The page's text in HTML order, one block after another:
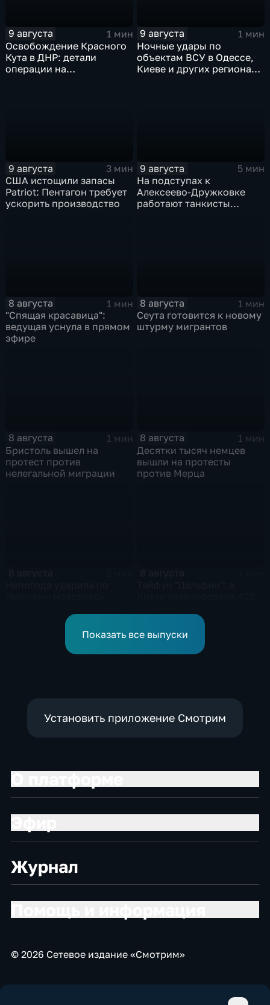
9 августа
1 мин
Освобождение Красного
Кута в ДНР: детали
операции на
9 августа
1 мин
Ночные удары по
объектам ВСУ в Одессе,
Киеве и других регионах
9 августа
3 мин
США истощили запасы
Patriot: Пентагон требует
ускорить производство
9 августа
5 мин
На подступах к
Алексеево-Дружковке
работают танкисты
8 августа
1 мин
"Спящая красавица":
ведущая уснула в прямом
эфире
8 августа
1 мин
Сеута готовится к новому
штурму мигрантов
8 августа
1 мин
Бристоль вышел на
протест против
нелегальной миграции
8 августа
1 мин
Десятки тысяч немцев
вышли на протесты
против Мерца
Показать все выпуски
Установить приложение Смотрим
Журнал
© 2026 Сетевое издание «Смотрим»